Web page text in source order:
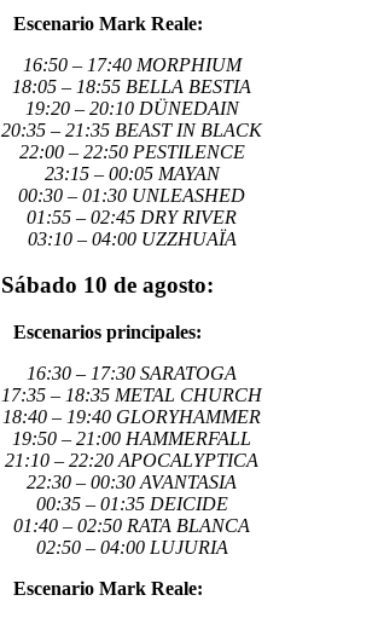
Escenario Mark Reale:
16:50 – 17:40 MORPHIUM
18:05 – 18:55 BELLA BESTIA
19:20 – 20:10 DÜNEDAIN
20:35 – 21:35 BEAST IN BLACK
22:00 – 22:50 PESTILENCE
23:15 – 00:05 MAYAN
00:30 – 01:30 UNLEASHED
01:55 – 02:45 DRY RIVER
03:10 – 04:00 UZZHUAÏA
Sábado 10 de agosto:
Escenarios principales:
16:30 – 17:30 SARATOGA
17:35 – 18:35 METAL CHURCH
18:40 – 19:40 GLORYHAMMER
19:50 – 21:00 HAMMERFALL
21:10 – 22:20 APOCALYPTICA
22:30 – 00:30 AVANTASIA
00:35 – 01:35 DEICIDE
01:40 – 02:50 RATA BLANCA
02:50 – 04:00 LUJURIA
Escenario Mark Reale: